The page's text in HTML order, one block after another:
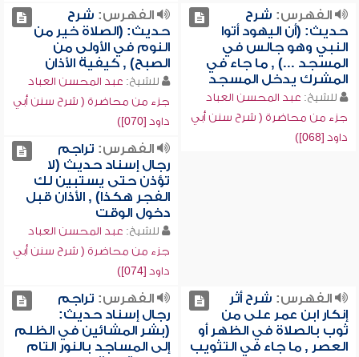
الفهرس: شرح
حديث: (أن اليهود أتوا
النبي وهو جالس في
المسجد ...) , ما جاء في
المشرك يدخل المسجد
للشيخ: عبد المحسن العباد
جزء من محاضرة ( شرح سنن أبي
داود [068])
الفهرس: شرح
حديث: (الصلاة خير من
النوم في الأولى من
الصبح) , كيفية الأذان
للشيخ: عبد المحسن العباد
جزء من محاضرة ( شرح سنن أبي
داود [070])
الفهرس: تراجم
رجال إسناد حديث (لا
تؤذن حتى يستبين لك
الفجر هكذا) , الأذان قبل
دخول الوقت
للشيخ: عبد المحسن العباد
جزء من محاضرة ( شرح سنن أبي
داود [074])
الفهرس: شرح أثر
إنكار ابن عمر على من
ثوب بالصلاة في الظهر أو
العصر , ما جاء في التثويب
الفهرس: تراجم
رجال إسناد حديث:
(بشر المشائين في الظلم
إلى المساجد بالنور التام